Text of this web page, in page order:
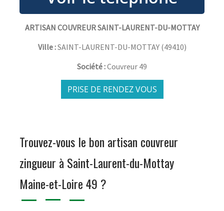
ARTISAN COUVREUR SAINT-LAURENT-DU-MOTTAY
Ville :SAINT-LAURENT-DU-MOTTAY(49410)
Société :Couvreur 49
PRISE DE RENDEZ VOUS
Trouvez-vous le bon artisan couvreur
zingueur à Saint-Laurent-du-Mottay
Maine-et-Loire 49 ?